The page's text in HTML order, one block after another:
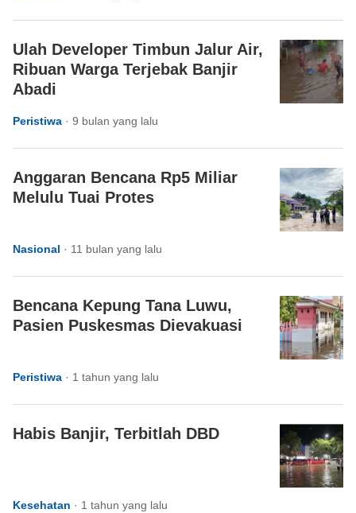
Ulah Developer Timbun Jalur Air,
Ribuan Warga Terjebak Banjir
Abadi
Peristiwa · 9 bulan yang lalu
Anggaran Bencana Rp5 Miliar
Melulu Tuai Protes
Nasional · 11 bulan yang lalu
Bencana Kepung Tana Luwu,
Pasien Puskesmas Dievakuasi
Peristiwa · 1 tahun yang lalu
Habis Banjir, Terbitlah DBD
Kesehatan · 1 tahun yang lalu